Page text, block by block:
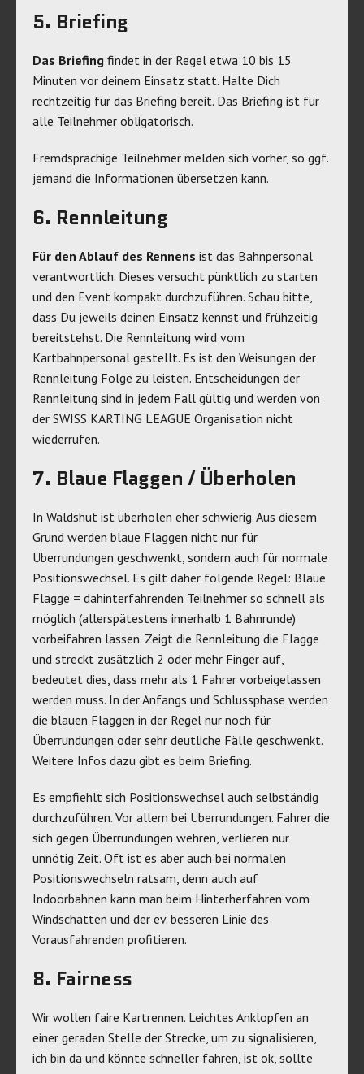
5. Briefing
Das Briefing findet in der Regel etwa 10 bis 15
Minuten vor deinem Einsatz statt. Halte Dich
rechtzeitig für das Briefing bereit. Das Briefing ist für
alle Teilnehmer obligatorisch.
Fremdsprachige Teilnehmer melden sich vorher, so ggf.
jemand die Informationen übersetzen kann.
6. Rennleitung
Für den Ablauf des Rennens ist das Bahnpersonal
verantwortlich. Dieses versucht pünktlich zu starten
und den Event kompakt durchzuführen. Schau bitte,
dass Du jeweils deinen Einsatz kennst und frühzeitig
bereitstehst. Die Rennleitung wird vom
Kartbahnpersonal gestellt. Es ist den Weisungen der
Rennleitung Folge zu leisten. Entscheidungen der
Rennleitung sind in jedem Fall gültig und werden von
der SWISS KARTING LEAGUE Organisation nicht
wiederrufen.
7. Blaue Flaggen / Überholen
In Waldshut ist überholen eher schwierig. Aus diesem
Grund werden blaue Flaggen nicht nur für
Überrundungen geschwenkt, sondern auch für normale
Positionswechsel. Es gilt daher folgende Regel: Blaue
Flagge = dahinterfahrenden Teilnehmer so schnell als
möglich (allerspätestens innerhalb 1 Bahnrunde)
vorbeifahren lassen. Zeigt die Rennleitung die Flagge
und streckt zusätzlich 2 oder mehr Finger auf,
bedeutet dies, dass mehr als 1 Fahrer vorbeigelassen
werden muss. In der Anfangs und Schlussphase werden
die blauen Flaggen in der Regel nur noch für
Überrundungen oder sehr deutliche Fälle geschwenkt.
Weitere Infos dazu gibt es beim Briefing.
Es empfiehlt sich Positionswechsel auch selbständig
durchzuführen. Vor allem bei Überrundungen. Fahrer die
sich gegen Überrundungen wehren, verlieren nur
unnötig Zeit. Oft ist es aber auch bei normalen
Positionswechseln ratsam, denn auch auf
Indoorbahnen kann man beim Hinterherfahren vom
Windschatten und der ev. besseren Linie des
Vorausfahrenden profitieren.
8. Fairness
Wir wollen faire Kartrennen. Leichtes Anklopfen an
einer geraden Stelle der Strecke, um zu signalisieren,
ich bin da und könnte schneller fahren, ist ok, sollte